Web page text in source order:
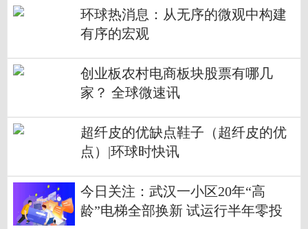
环球热消息：从无序的微观中构建
有序的宏观
创业板农村电商板块股票有哪几
家？ 全球微速讯
超纤皮的优缺点鞋子（超纤皮的优
点）|环球时快讯
今日关注：武汉一小区20年“高
龄”电梯全部换新 试运行半年零投